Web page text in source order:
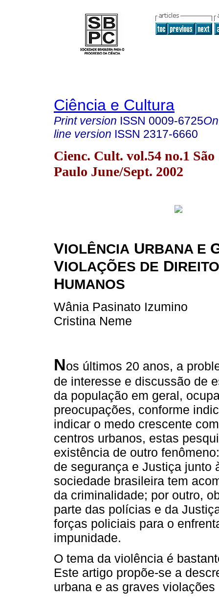
Ciência e Cultura
Print version ISSN 0009-6725
line version ISSN 2317-6660
Cienc. Cult. vol.54 no.1 São
Paulo June/Sept. 2002
VIOLÊNCIA URBANA E
VIOLAÇÕES DE D
HUMANOS
Wânia Pasinato Izumino
Cristina Neme
Nos últimos 20 anos, a
de interesse e discussão de
da população em geral,
preocupações, conforme
indicar o medo crescente
centros urbanos, estas
existência de outro
de segurança e Justiça junto
sociedade brasileira tem
da criminalidade; por outro,
parte das polícias e da
forças policiais para o
impunidade.
O tema da violência é
Este artigo propõe-se a
urbana e as graves